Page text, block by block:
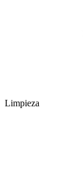
Limpieza